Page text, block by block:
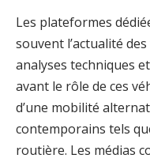
Les plateformes
souvent l’actualité des
analyses techniques
avant le rôle de ces
d’une mobilité
contemporains tels
routière. Les médias